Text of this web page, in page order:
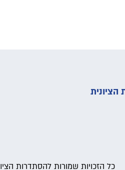
כל הזכויות שמורות להסתדרות